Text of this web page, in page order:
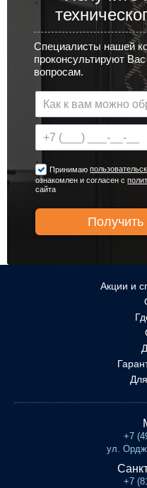
Специалисты нашей
проконсультируют
вопросам.
Принимаю
ознакомлен и согласен с
сайта
Акции и
+7
ул.
+7